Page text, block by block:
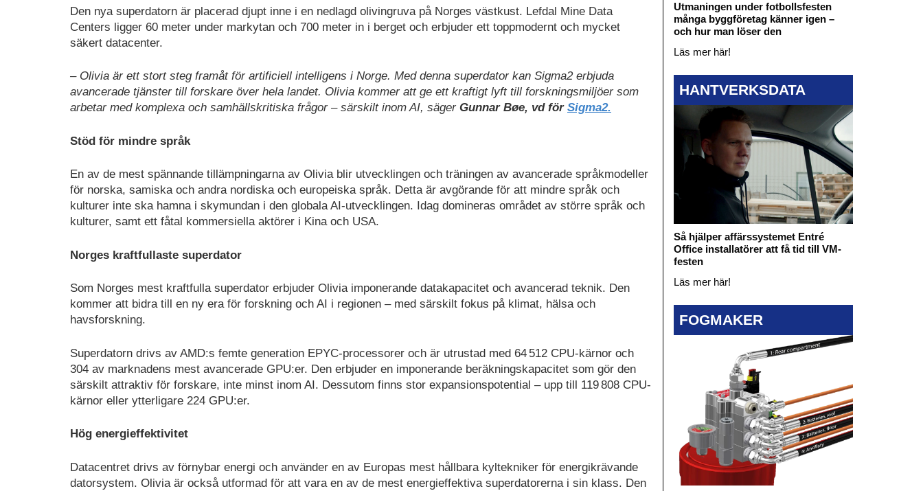
Den nya superdatorn är placerad djupt inne i en nedlagd olivingruva på Norges västkust. Lefdal Mine Data
Centers ligger 60 meter under markytan och 700 meter in i berget och erbjuder ett toppmodernt och mycket
säkert datacenter.
– Olivia är ett stort steg framåt för artificiell intelligens i Norge. Med denna superdator kan Sigma2 erbjuda
avancerade tjänster till forskare över hela landet. Olivia kommer att ge ett kraftigt lyft till forskningsmiljöer som
arbetar med komplexa och samhällskritiska frågor – särskilt inom AI, säger Gunnar Bøe, vd för Sigma2.
Stöd för mindre språk
En av de mest spännande tillämpningarna av Olivia blir utvecklingen och träningen av avancerade språkmodeller
för norska, samiska och andra nordiska och europeiska språk. Detta är avgörande för att mindre språk och
kulturer inte ska hamna i skymundan i den globala AI-utvecklingen. Idag domineras området av större språk och
kulturer, samt ett fåtal kommersiella aktörer i Kina och USA.
Norges kraftfullaste superdator
Som Norges mest kraftfulla superdator erbjuder Olivia imponerande datakapacitet och avancerad teknik. Den
kommer att bidra till en ny era för forskning och AI i regionen – med särskilt fokus på klimat, hälsa och
havsforskning.
Superdatorn drivs av AMD:s femte generation EPYC-processorer och är utrustad med 64 512 CPU-kärnor och
304 av marknadens mest avancerade GPU:er. Den erbjuder en imponerande beräkningskapacitet som gör den
särskilt attraktiv för forskare, inte minst inom AI. Dessutom finns stor expansionspotential – upp till 119 808 CPU-
kärnor eller ytterligare 224 GPU:er.
Hög energieffektivitet
Datacentret drivs av förnybar energi och använder en av Europas mest hållbara kyltekniker för energikrävande
datorsystem. Olivia är också utformad för att vara en av de mest energieffektiva superdatorerna i sin klass. Den
Utmaningen under fotbollsfesten
många byggföretag känner igen –
och hur man löser den
Läs mer här!
HANTVERKSDATA
Så hjälper affärssystemet Entré
Office installatörer att få tid till VM-
festen
Läs mer här!
FOGMAKER